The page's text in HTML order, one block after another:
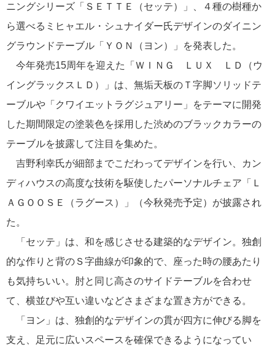
ニングシリーズ「ＳＥＴＴＥ（セッテ）」、４種の樹種か
ら選べるミヒャエル・シュナイダー氏デザインのダイニン
グラウンドテーブル「ＹＯＮ（ヨン）」を発表した。
今年発売15周年を迎えた「ＷＩＮＧ ＬＵＸ ＬＤ（ウ
イングラックスＬＤ）」は、無垢天板のＴ字脚ソリッドテ
ーブルや「クワイエットラグジュアリー」をテーマに開発
した期間限定の塗装色を採用した渋めのブラックカラーの
テーブルを披露して注目を集めた。
吉野利幸氏が細部までこだわってデザインを行い、カン
ディハウスの高度な技術を駆使したパーソナルチェア「Ｌ
ＡＧＯＯＳＥ（ラグース）」（今秋発売予定）が披露され
た。
「セッテ」は、和を感じさせる建築的なデザイン。独創
的な作りと背のＳ字曲線が印象的で、座った時の腰あたり
も気持ちいい。肘と同じ高さのサイドテーブルを合わせ
て、横並びや互い違いなどさまざまな置き方ができる。
「ヨン」は、独創的なデザインの貫が四方に伸びる脚を
支え、足元に広いスペースを確保できるようになってい